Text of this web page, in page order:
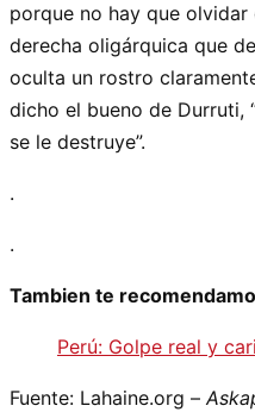
porque no hay que olvidar
derecha oligárquica que
oculta un rostro
dicho el bueno de Durruti,
se le destruye”.
.
.
Tambien te
Perú: Golpe real y
Fuente: Lahaine.org –